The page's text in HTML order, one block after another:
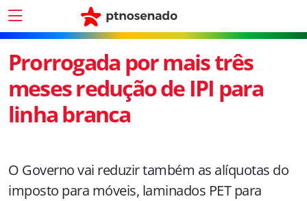
Prorrogada por mais três
meses redução de IPI para
linha branca
O Governo vai reduzir também as alíquotas do
imposto para móveis, laminados PET para